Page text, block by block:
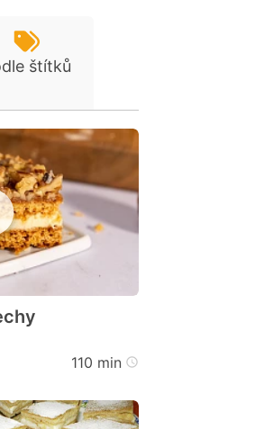
štítků
nebyl hodnocen
110 min